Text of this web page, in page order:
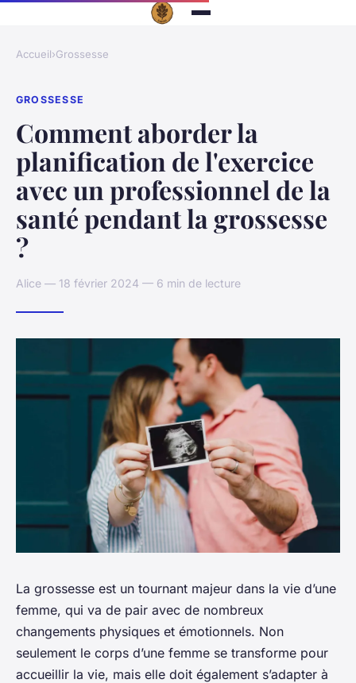
Accueil›Grossesse
GROSSESSE
Comment aborder la
planification de l'exercice
avec un professionnel de la
santé pendant la grossesse
?
Alice — 18 février 2024 — 6 min de lecture
La grossesse est un tournant majeur dans la vie d’une
femme, qui va de pair avec de nombreux
changements physiques et émotionnels. Non
seulement le corps d’une femme se transforme pour
accueillir la vie, mais elle doit également s’adapter à